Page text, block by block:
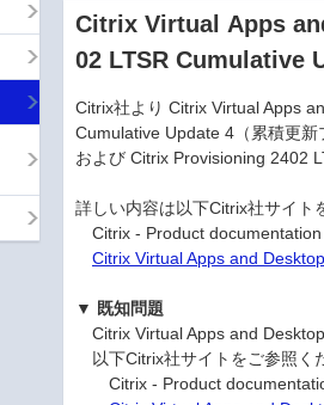
Citrix Virtual Apps
02 LTSR Cumulative
Citrix社より Citrix Virtual Apps
Cumulative Update 4（累積更
および Citrix Provisioning 2402
詳しい内容は以下Citrix社サイト
Citrix - Product documentation
Citrix Virtual Apps and
▼ 既知問題
Citrix Virtual Apps and
以下Citrix社サイトをご参照く
Citrix - Product